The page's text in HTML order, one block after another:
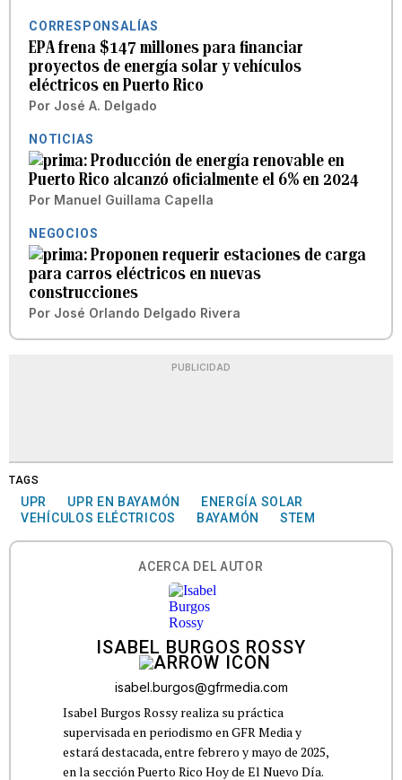
CORRESPONSALÍAS
EPA frena $147 millones para financiar
proyectos de energía solar y vehículos
eléctricos en Puerto Rico
Por José A. Delgado
NOTICIAS
Producción de energía renovable en
Puerto Rico alcanzó oficialmente el 6% en 2024
Por Manuel Guillama Capella
NEGOCIOS
Proponen requerir estaciones de carga
para carros eléctricos en nuevas
construcciones
Por José Orlando Delgado Rivera
PUBLICIDAD
TAGS
UPR UPR EN BAYAMÓN
ENERGÍA SOLAR
VEHÍCULOS ELÉCTRICOS
BAYAMÓN STEM
ACERCA DEL AUTOR
ISABEL BURGOS ROSSY
isabel.burgos@gfrmedia.com
Isabel Burgos Rossy realiza su práctica
supervisada en periodismo en GFR Media y
estará destacada, entre febrero y mayo de 2025,
en la sección Puerto Rico Hoy de El Nuevo Día.